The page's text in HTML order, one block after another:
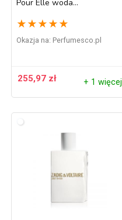
Pour Elle woda
100 ml
★ ★ ★ ★ ★
Okazja na: perfumesco.pl
255,97 zł + 1 więcej